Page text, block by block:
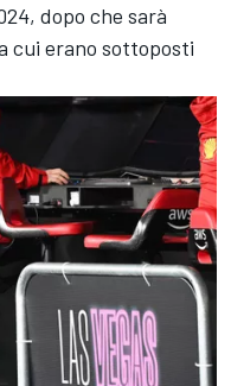
dopo che sarà
cui erano sottoposti